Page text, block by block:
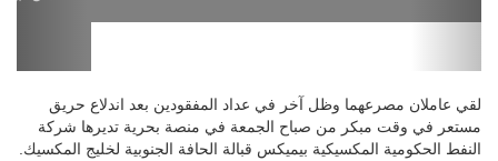
النفط الحكومية المكسيكية بيميكس قبالة الحافة الجنوبية لخليج المكسيك.
وقالت بيميكس في تدوينات على تويتر إنها سجلت جميع العمال الآخرين